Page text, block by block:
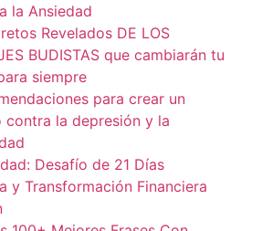
la Ansiedad
Revelados DE LOS
BUDISTAS que cambiarán tu
siempre
para crear un
contra la depresión y la
Desafío de 21 Días
y Transformación Financiera